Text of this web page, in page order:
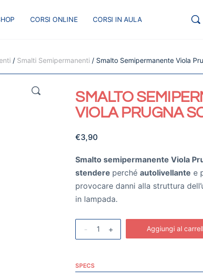
CORSI ONLINE CORSI IN AULA
/ Smalti Semipermanenti / Smalto Semipermanente Viola
🔍
SMALTO
VIOLA PRUGNA
€3,90
Smalto semipermanente Viola
stendere perchéautolivellante e
provocare danni alla struttura
in lampada.
- + Aggiungi al
SPECS